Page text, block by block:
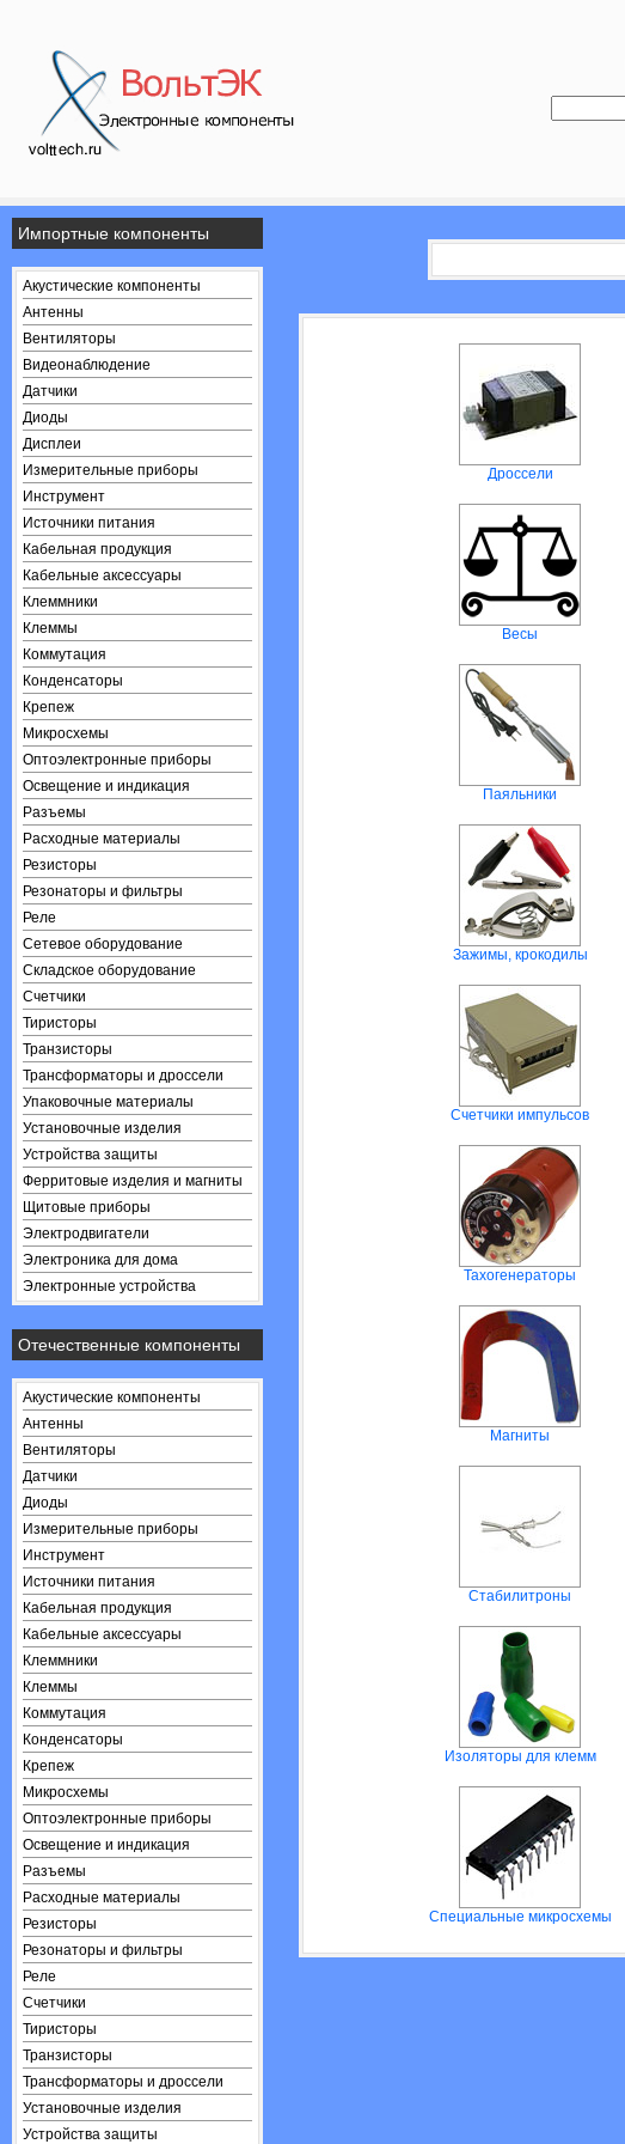
Импортные компоненты
Акустические компоненты
Антенны
Вентиляторы
Видеонаблюдение
Датчики
Диоды
Дисплеи
Измерительные приборы
Инструмент
Источники питания
Кабельная продукция
Кабельные аксессуары
Клеммники
Клеммы
Коммутация
Конденсаторы
Крепеж
Микросхемы
Оптоэлектронные приборы
Освещение и индикация
Разъемы
Расходные материалы
Резисторы
Резонаторы и фильтры
Реле
Сетевое оборудование
Складское оборудование
Счетчики
Тиристоры
Транзисторы
Трансформаторы и дроссели
Упаковочные материалы
Установочные изделия
Устройства защиты
Ферритовые изделия и магниты
Щитовые приборы
Электродвигатели
Электроника для дома
Электронные устройства
Отечественные компоненты
Акустические компоненты
Антенны
Вентиляторы
Датчики
Диоды
Измерительные приборы
Инструмент
Источники питания
Кабельная продукция
Кабельные аксессуары
Клеммники
Клеммы
Коммутация
Конденсаторы
Крепеж
Микросхемы
Оптоэлектронные приборы
Освещение и индикация
Разъемы
Расходные материалы
Резисторы
Резонаторы и фильтры
Реле
Счетчики
Тиристоры
Транзисторы
Трансформаторы и дроссели
Установочные изделия
Устройства защиты
Дроссели
Весы
Паяльники
Зажимы, крокодилы
Счетчики импульсов
Тахогенераторы
Магниты
Стабилитроны
Изоляторы для клемм
Специальные микросхемы